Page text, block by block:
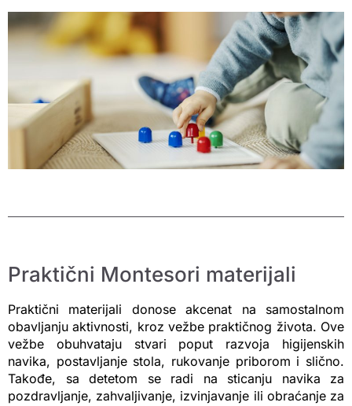
Praktični Montesori materijali
Praktični materijali donose akcenat na samostalnom
obavljanju aktivnosti, kroz vežbe praktičnog života. Ove
vežbe obuhvataju stvari poput razvoja higijenskih
navika, postavljanje stola, rukovanje priborom i slično.
Takođe, sa detetom se radi na sticanju navika za
pozdravljanje, zahvaljivanje, izvinjavanje ili obraćanje za